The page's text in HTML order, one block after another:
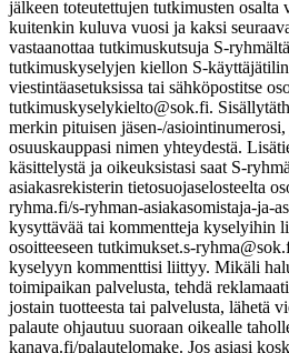
jälkeen toteutettujen tutkimusten osalta
kuitenkin kuluva vuosi ja kaksi
vastaanottaa tutkimuskutsuja S-
tutkimuskyselyjen kiellon S-
viestintäasetuksissa tai sähköpostitse
tutkimuskyselykielto@sok.fi.
merkin pituisen jäsen-/
osuuskauppasi nimen yhteydestä.
käsittelystä ja oikeuksistasi saat S-
asiakasrekisterin tietosuojaselosteelta
ryhma.fi/s-ryhman-asiakasomistaja-ja-
kysyttävää tai kommentteja kyselyihin
osoitteeseen tutkimukset.s-
kyselyyn kommenttisi liittyy. Mikäli
toimipaikan palvelusta, tehdä
jostain tuotteesta tai palvelusta, lähetä
palaute ohjautuu suoraan oikealle
kanava.fi/palautelomake. Jos asiasi